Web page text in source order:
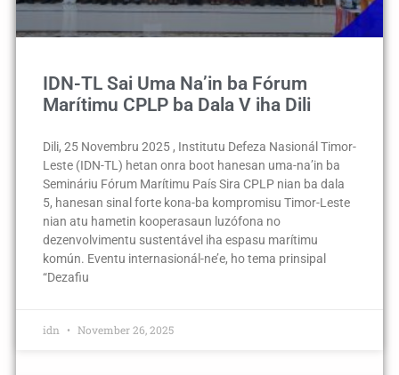
IDN-TL Sai Uma Na’in ba Fórum
Marítimu CPLP ba Dala V iha Dili
Dili, 25 Novembru 2025 , Institutu Defeza Nasionál Timor-
Leste (IDN-TL) hetan onra boot hanesan uma-na’in ba
Semináriu Fórum Marítimu País Sira CPLP nian ba dala
5, hanesan sinal forte kona-ba kompromisu Timor-Leste
nian atu hametin kooperasaun luzófona no
dezenvolvimentu sustentável iha espasu marítimu
komún. Eventu internasionál-ne’e, ho tema prinsipal
“Dezafiu
idn November 26, 2025